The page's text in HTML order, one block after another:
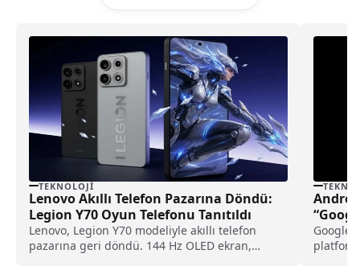
TEKNOLOJI
Lenovo Akıllı Telefon Pazarına Döndü:
Legion Y70 Oyun Telefonu Tanıtıldı
Lenovo, Legion Y70 modeliyle akıllı telefon
pazarına geri döndü. 144 Hz OLED ekran,
Google,